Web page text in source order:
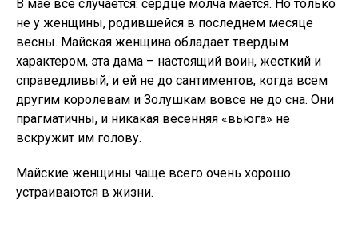
В мае все случается: сердце молча мается. Но только
не у женщины, родившейся в последнем месяце
весны. Майская женщина обладает твердым
характером, эта дама – настоящий воин, жесткий и
справедливый, и ей не до сантиментов, когда всем
другим королевам и Золушкам вовсе не до сна. Они
прагматичны, и никакая весенняя «вьюга» не
вскружит им голову.
Майские женщины чаще всего очень хорошо
устраиваются в жизни.